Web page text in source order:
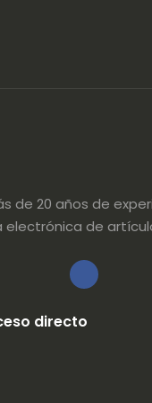
de 20 años de
electrónica de
directo